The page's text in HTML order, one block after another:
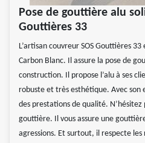
Pose de gouttière alu
Gouttières 33
L’artisan couvreur SOS Gouttières
Carbon Blanc. Il assure la pose de
construction. Il propose l’alu à ses
robuste et très esthétique. Avec son
des prestations de qualité.
gouttière. Il vous assure une
agressions. Et surtout, il respecte